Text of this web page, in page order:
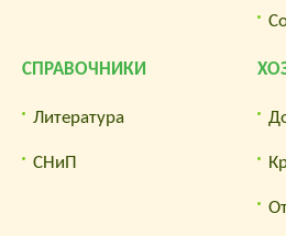
СПРАВОЧНИКИ
Литература
СНиП